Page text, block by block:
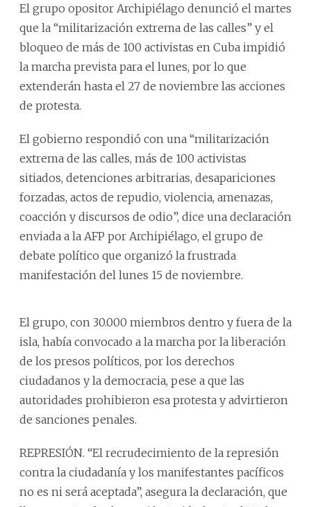
El grupo opositor Archipiélago denunció el martes
que la “militarización extrema de las calles” y el
bloqueo de más de 100 activistas en Cuba impidió
la marcha prevista para el lunes, por lo que
extenderán hasta el 27 de noviembre las acciones
de protesta.
El gobierno respondió con una “militarización
extrema de las calles, más de 100 activistas
sitiados, detenciones arbitrarias, desapariciones
forzadas, actos de repudio, violencia, amenazas,
coacción y discursos de odio”, dice una declaración
enviada a la AFP por Archipiélago, el grupo de
debate político que organizó la frustrada
manifestación del lunes 15 de noviembre.
El grupo, con 30.000 miembros dentro y fuera de la
isla, había convocado a la marcha por la liberación
de los presos políticos, por los derechos
ciudadanos y la democracia, pese a que las
autoridades prohibieron esa protesta y advirtieron
de sanciones penales.
REPRESIÓN. “El recrudecimiento de la represión
contra la ciudadanía y los manifestantes pacíficos
no es ni será aceptada”, asegura la declaración, que